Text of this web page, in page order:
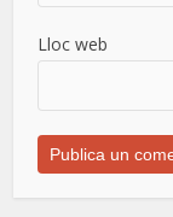
Lloc web